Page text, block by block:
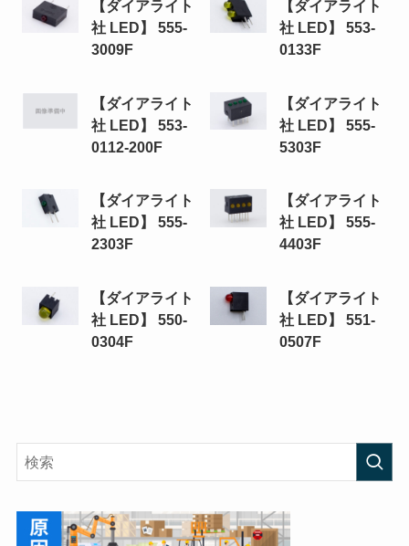
【ダイアライト
社 LED】 555-
3009F
【ダイアライト
社 LED】 553-
0133F
【ダイアライト
社 LED】 553-
0112-200F
【ダイアライト
社 LED】 555-
5303F
【ダイアライト
社 LED】 555-
2303F
【ダイアライト
社 LED】 555-
4403F
【ダイアライト
社 LED】 550-
0304F
【ダイアライト
社 LED】 551-
0507F